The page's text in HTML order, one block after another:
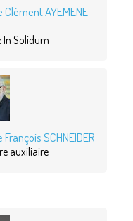
Clément AYEMENE
In Solidum
François SCHNEIDER
auxiliaire